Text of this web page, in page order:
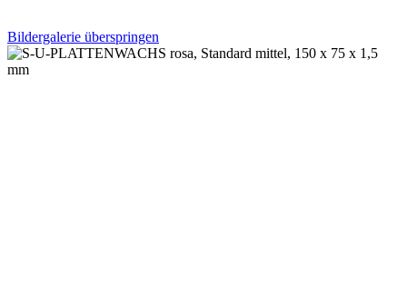
Bildergalerie überspringen